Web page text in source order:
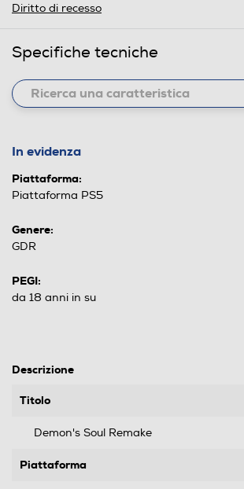
Diritto di recesso
Specifiche tecniche
In evidenza
Piattaforma:
Piattaforma PS5
Genere:
GDR
PEGI:
da 18 anni in su
Descrizione
Titolo
Demon's Soul Remake
Piattaforma